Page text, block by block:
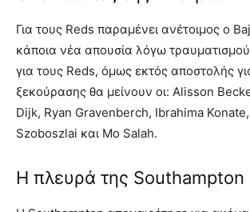
Για τους Reds παραμένει ανέτοιμος ο
κάποια νέα απουσία λόγω
για τους Reds, όμως εκτός αποστολής
ξεκούρασης θα μείνουν οι: Alisson
Dijk, Ryan Gravenberch, Ibrahima
Szoboszlai και Mo Salah.
Η πλευρά της Southampton